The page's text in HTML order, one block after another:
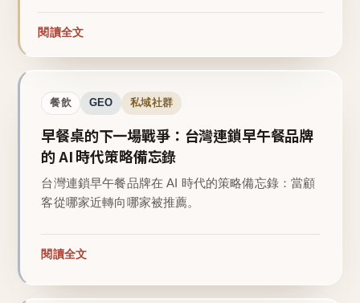
閱讀全文
餐飲 GEO 私域社群
早餐桌的下一場戰爭：台灣連鎖早午餐品牌
的 AI 時代策略備忘錄
台灣連鎖早午餐品牌在 AI 時代的策略備忘錄：當顧
客從哪家近轉向哪家被推薦。
閱讀全文